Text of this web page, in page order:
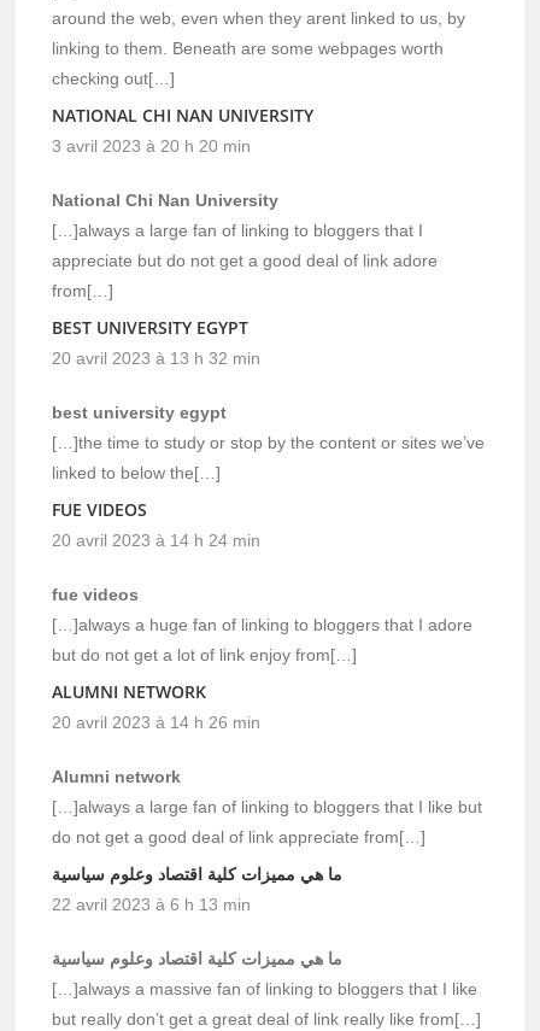
around the web, even when they arent linked to us, by
linking to them. Beneath are some webpages worth
checking out[…]
NATIONAL CHI NAN UNIVERSITY
3 avril 2023 à 20 h 20 min
National Chi Nan University
[…]always a large fan of linking to bloggers that I
appreciate but do not get a good deal of link adore
from[…]
BEST UNIVERSITY EGYPT
20 avril 2023 à 13 h 32 min
best university egypt
[…]the time to study or stop by the content or sites we’ve
linked to below the[…]
FUE VIDEOS
20 avril 2023 à 14 h 24 min
fue videos
[…]always a huge fan of linking to bloggers that I adore
but do not get a lot of link enjoy from[…]
ALUMNI NETWORK
20 avril 2023 à 14 h 26 min
Alumni network
[…]always a large fan of linking to bloggers that I like but
do not get a good deal of link appreciate from[…]
ما هي مميزات كلية اقتصاد وعلوم سياسية
22 avril 2023 à 6 h 13 min
ما هي مميزات كلية اقتصاد وعلوم سياسية
[…]always a massive fan of linking to bloggers that I like
but really don’t get a great deal of link really like from[…]